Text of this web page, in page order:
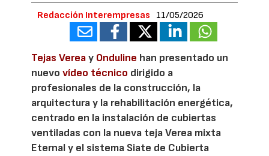
Redacción Interempresas 11/05/2026
Tejas Vereay Onduline han presentado un
nuevovídeo técnico dirigido a
profesionales de la construcción, la
arquitectura y la rehabilitación energética,
centrado en la instalación de cubiertas
ventiladas con la nueva teja Verea mixta
Eternal y el sistema Siate de Cubierta